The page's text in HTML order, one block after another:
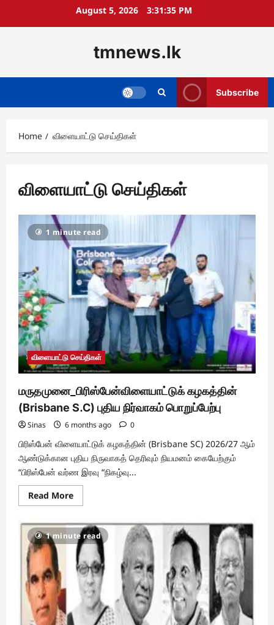
August 5, 2026 3:31:35 PM
tmnews.lk
Subscribe
Home விளையாட்டு செய்திகள்
விளையாட்டு செய்திகள்
1 minute read
விளையாட்டு செய்திகள்
மருதமுனை_பிரிஸ்பேன்விளையாட்டுக் கழகத்தின்
(Brisbane S.C) புதிய நிர்வாகம் பொறுப்பேற்பு
Sinas 6 months ago 0
​பிரிஸ்பேன் விளையாட்டுக் கழகத்தின் (Brisbane SC) 2026/27 ஆம்
ஆண்டுக்கான புதிய நிருவாகத் தெரிவும் நியமனம் கையேற்கும்
“பிரிஸ்பேன் வர்ண இரவு “நிகழ்வு...
Read MoreRead
more
மருதமுனை_பிரிஸ்பேன்விளையாட்டுக்
கழகத்தின்
(Brisbane
S.C)
புதிய
நிர்வாகம்
பொறுப்பேற்பு
1 minute read